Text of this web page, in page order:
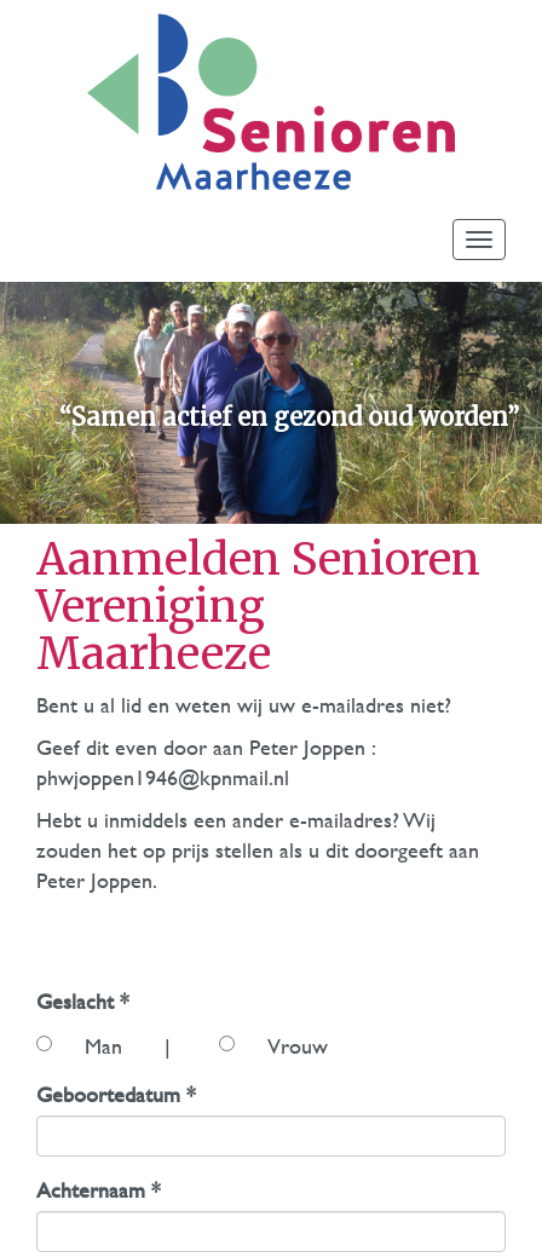
Toggle
“Samen actief en gezond oud worden”
Aanmelden Senioren
Vereniging
Maarheeze
Bent u al lid en weten wij uw e-mailadres niet?
Geef dit even door aan Peter Joppen :
phwjoppen1946@kpnmail.nl
Hebt u inmiddels een ander e-mailadres? Wij
zouden het op prijs stellen als u dit doorgeeft aan
Peter Joppen.
Geslacht *
Man
|
Vrouw
Geboortedatum *
Achternaam *